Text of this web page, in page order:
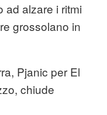
ad alzare i ritmi
grossolano in
Pjanic per El
chiude